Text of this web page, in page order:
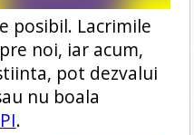
posibil. Lacrimile
noi, iar acum,
pot dezvalui
nu boala
.